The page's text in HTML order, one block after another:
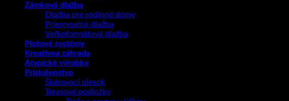
Zámková dlažba
Dlažba pre rodinné domy
Priemyselná dlažba
Veľkoformátová dlažba
Plotové systémy
Kreatívna záhrada
Atypické výrobky
Príslušenstvo
Škárovací piesok
Terasové podložky